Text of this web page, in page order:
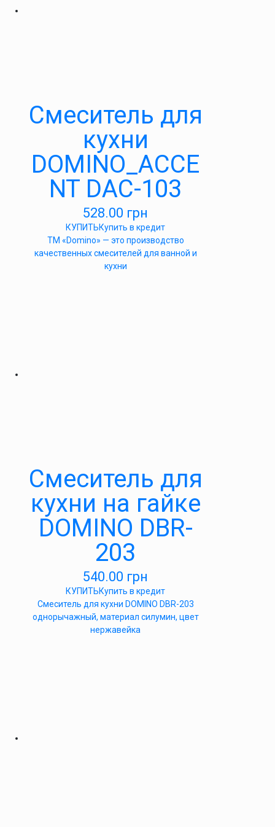
Cмеситель для
кухни
DOMINO_ACCE
NT DAC-103
528.00 грн
КУПИТЬКупить в кредит
ТМ «Domino» — это производство
качественных смесителей для ванной и
кухни
Cмеситель для
кухни на гайке
DOMINO DBR-
203
540.00 грн
КУПИТЬКупить в кредит
Cмеситель для кухни DOMINO DBR-203
однорычажный, материал силумин, цвет
нержавейка